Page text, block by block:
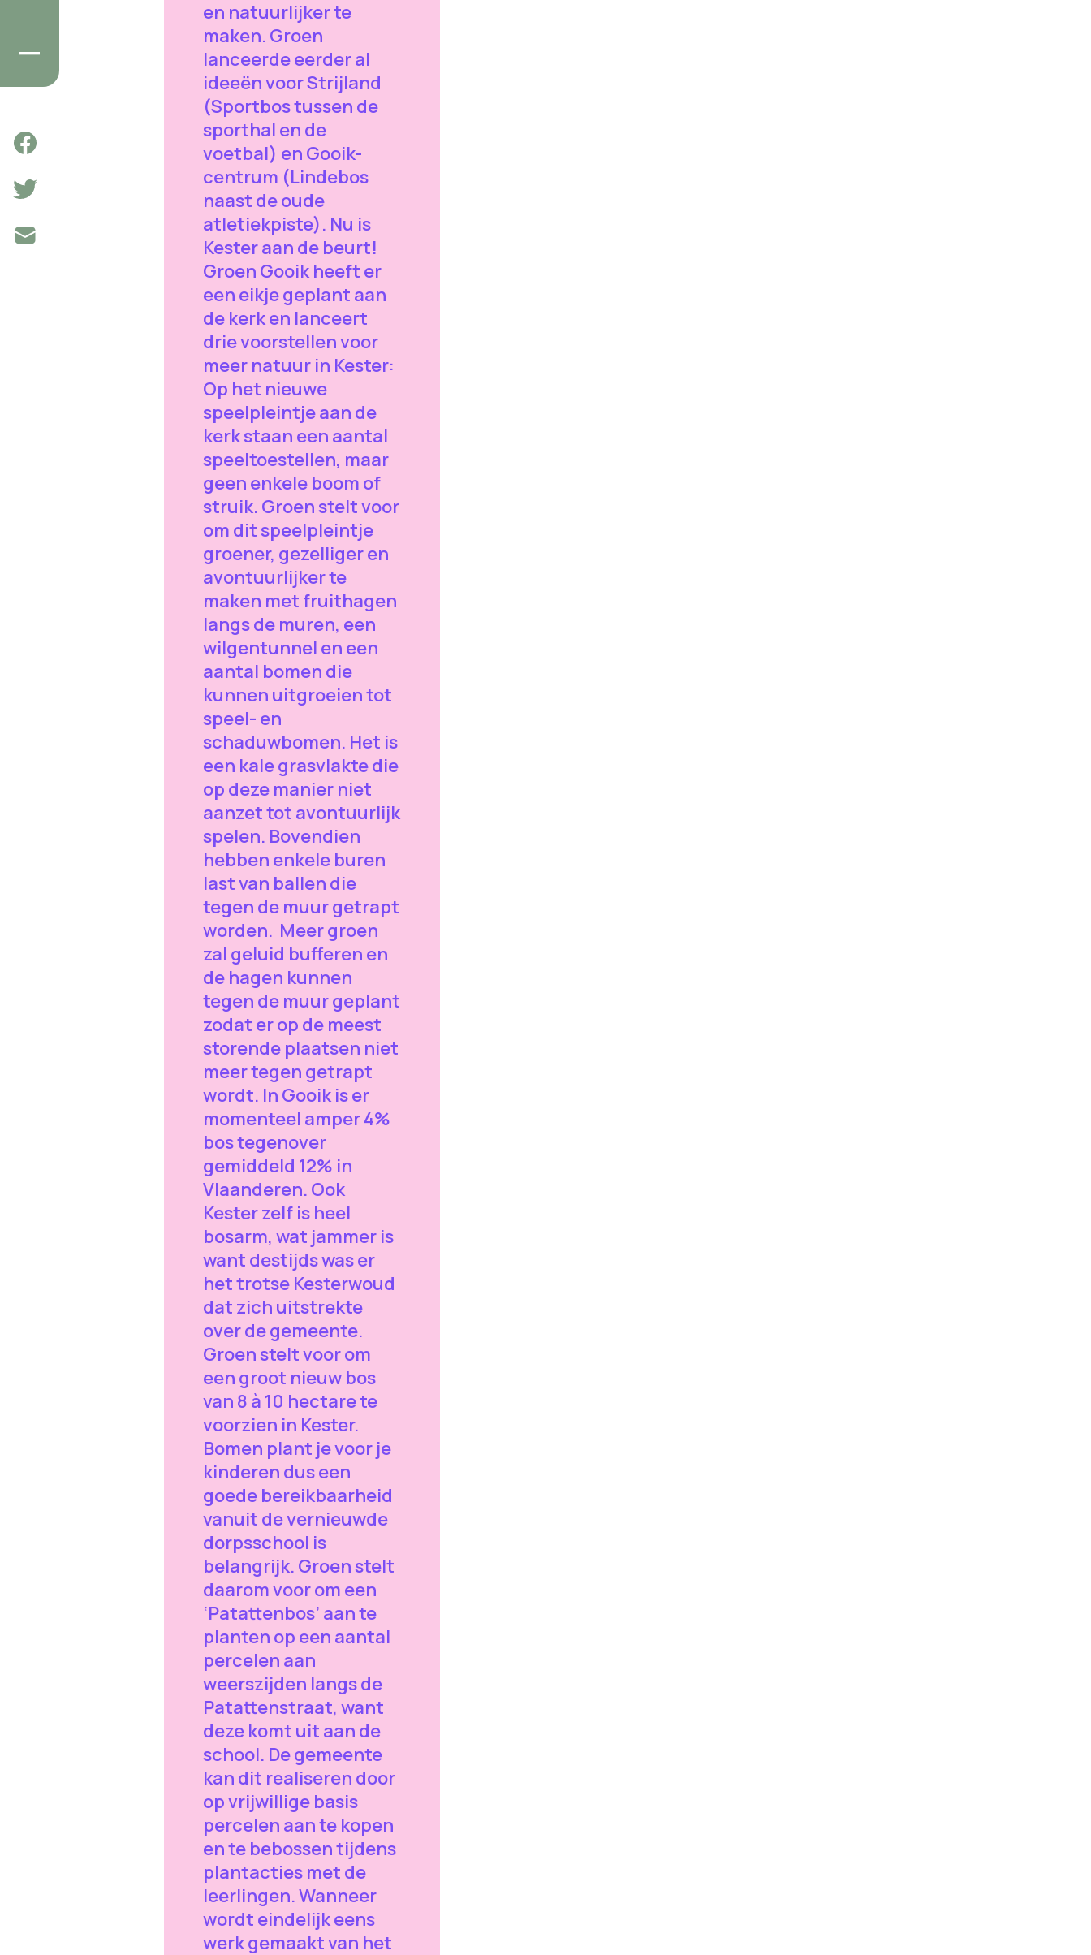
en natuurlijker te
maken. Groen
lanceerde eerder al
ideeën voor Strijland
(Sportbos tussen de
sporthal en de
voetbal) en Gooik-
centrum (Lindebos
naast de oude
atletiekpiste). Nu is
Kester aan de beurt!
Groen Gooik heeft er
een eikje geplant aan
de kerk en lanceert
drie voorstellen voor
meer natuur in Kester:
Op het nieuwe
speelpleintje aan de
kerk staan een aantal
speeltoestellen, maar
geen enkele boom of
struik. Groen stelt voor
om dit speelpleintje
groener, gezelliger en
avontuurlijker te
maken met fruithagen
langs de muren, een
wilgentunnel en een
aantal bomen die
kunnen uitgroeien tot
speel- en
schaduwbomen. Het is
een kale grasvlakte die
op deze manier niet
aanzet tot avontuurlijk
spelen. Bovendien
hebben enkele buren
last van ballen die
tegen de muur getrapt
worden. Meer groen
zal geluid bufferen en
de hagen kunnen
tegen de muur geplant
zodat er op de meest
storende plaatsen niet
meer tegen getrapt
wordt. In Gooik is er
momenteel amper 4%
bos tegenover
gemiddeld 12% in
Vlaanderen. Ook
Kester zelf is heel
bosarm, wat jammer is
want destijds was er
het trotse Kesterwoud
dat zich uitstrekte
over de gemeente.
Groen stelt voor om
een groot nieuw bos
van 8 à 10 hectare te
voorzien in Kester.
Bomen plant je voor je
kinderen dus een
goede bereikbaarheid
vanuit de vernieuwde
dorpsschool is
belangrijk. Groen stelt
daarom voor om een
‘Patattenbos’ aan te
planten op een aantal
percelen aan
weerszijden langs de
Patattenstraat, want
deze komt uit aan de
school. De gemeente
kan dit realiseren door
op vrijwillige basis
percelen aan te kopen
en te bebossen tijdens
plantacties met de
leerlingen. Wanneer
wordt eindelijk eens
werk gemaakt van het